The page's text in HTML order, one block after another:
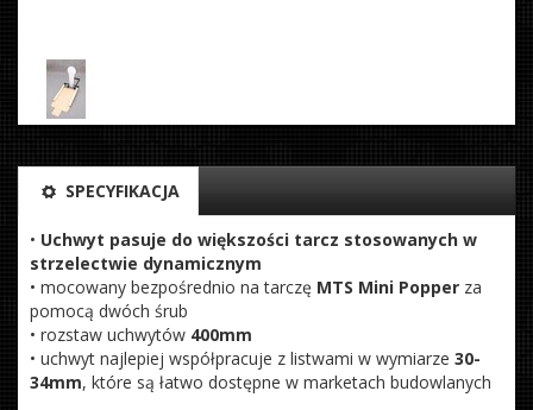
SPECYFIKACJA
• Uchwyt pasuje do większości tarcz stosowanych w
strzelectwie dynamicznym
• mocowany bezpośrednio na tarczę MTS Mini Popper za
pomocą dwóch śrub
• rozstaw uchwytów 400mm
• uchwyt najlepiej współpracuje z listwami w wymiarze 30-
34mm, które są łatwo dostępne w marketach budowlanych